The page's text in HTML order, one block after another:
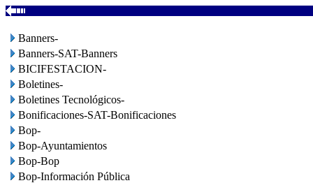
Banners-
Banners-SAT-Banners
BICIFESTACION-
Boletines-
Boletines Tecnológicos-
Bonificaciones-SAT-Bonificaciones
Bop-
Bop-Ayuntamientos
Bop-Bop
Bop-Información Pública